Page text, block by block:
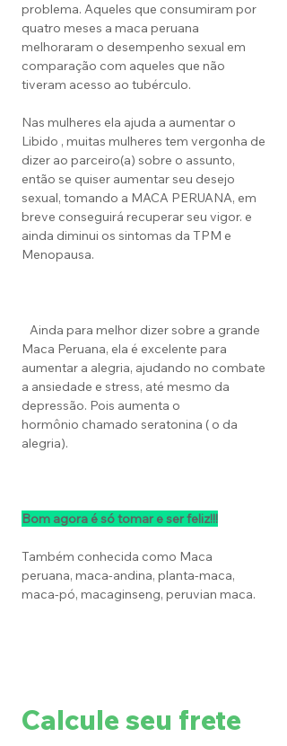
problema. Aqueles que consumiram por
quatro meses a maca peruana
melhoraram o desempenho sexual em
comparação com aqueles que não
tiveram acesso ao tubérculo.
Nas mulheres ela ajuda a aumentar o
Libido , muitas mulheres tem vergonha de
dizer ao parceiro(a) sobre o assunto,
então se quiser aumentar seu desejo
sexual, tomando a MACA PERUANA, em
breve conseguirá recuperar seu vigor. e
ainda diminui os sintomas da TPM e
Menopausa.
Ainda para melhor dizer sobre a grande
Maca Peruana, ela é excelente para
aumentar a alegria, ajudando no combate
a ansiedade e stress, até mesmo da
depressão. Pois aumenta o
hormônio chamado seratonina ( o da
alegria).
Bom agora é só tomar e ser feliz!!!
Também conhecida como Maca
peruana, maca-andina, planta-maca,
maca-pó, macaginseng, peruvian maca.
Calcule seu frete